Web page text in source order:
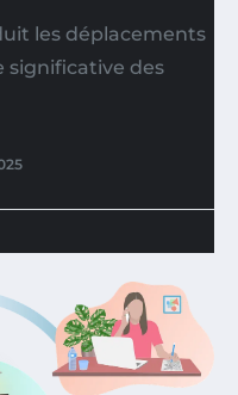
les déplacements
significative des